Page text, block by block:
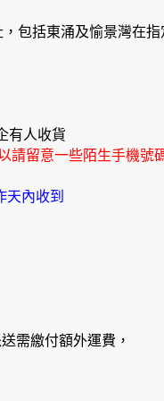
包括東涌及愉景灣在指
有人收貨
請留意一些陌生手機號
天內收到
需繳付額外運費，